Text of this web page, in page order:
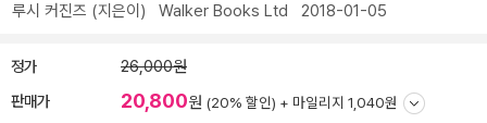
루시 커진즈 (지은이) Walker Books Ltd 2018-01-05
정가 26,000원
판매가 20,800원 (20% 할인) + 마일리지 1,040원